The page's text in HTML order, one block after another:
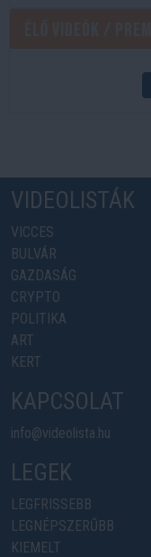
VIDEOLISTÁK
VICCES
BULVÁR
GAZDASÁG
CRYPTO
POLITIKA
ART
KERT
KAPCSOLAT
info@videolista.hu
LEGEK
LEGFRISSEBB
LEGNÉPSZERŰBB
KIEMELT